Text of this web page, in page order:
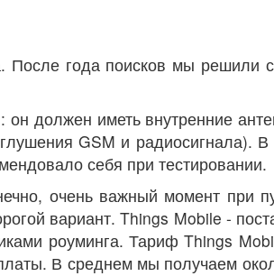
года поисков мы решили
должен иметь внутренние
GSM и радиосигнала). В
себя при тестировании.
очень важный момент при
вариант. Things Mobile -
роуминга. Тариф Things
В среднем мы получаем